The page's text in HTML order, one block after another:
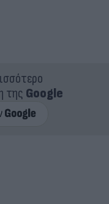
της Google